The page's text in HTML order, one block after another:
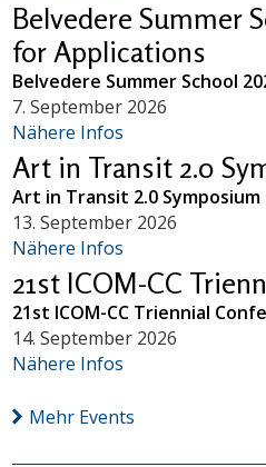
Belvedere Summer
for Applications
Belvedere Summer School
7. September 2026
Nähere Infos
Art in Transit 2.0
Art in Transit 2.0 Symposium
13. September 2026
Nähere Infos
21st ICOM-CC
21st ICOM-CC Triennial
14. September 2026
Nähere Infos
Mehr Events